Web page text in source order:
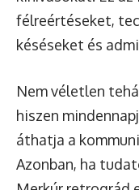
félreértéseket,
késéseket és
Nem véletlen
hiszen
áthatja a
Azonban, ha